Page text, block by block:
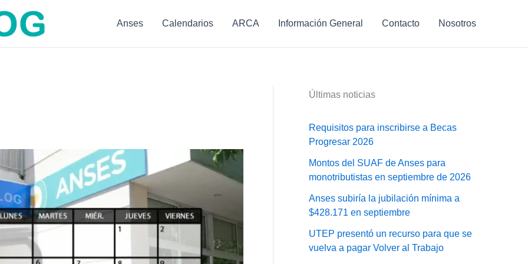
Anses Calendarios ARCA Información General Contacto Nosotros
Últimas noticias
Requisitos para inscribirse a Becas
Progresar 2026
Montos del SUAF de Anses para
monotributistas en septiembre de 2026
Anses subiría la jubilación mínima a
$428.171 en septiembre
UTEP presentó un recurso para que se
vuelva a pagar Volver al Trabajo